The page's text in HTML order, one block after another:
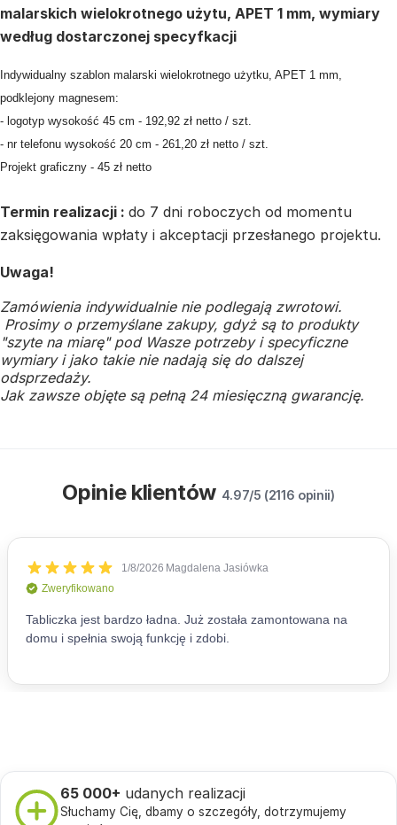
malarskich wielokrotnego użytu, APET 1 mm, wymiary
według dostarczonej specyfkacji
Indywidualny szablon malarski wielokrotnego użytku, APET 1 mm,
podklejony magnesem:
- logotyp wysokość 45 cm - 192,92 zł netto / szt.
- nr telefonu wysokość 20 cm - 261,20 zł netto / szt.
Projekt graficzny - 45 zł netto
Termin realizacji : do 7 dni roboczych od momentu
zaksięgowania wpłaty i akceptacji przesłanego projektu.
Uwaga!
Zamówienia indywidualnie nie podlegają zwrotowi.
Prosimy o przemyślane zakupy, gdyż są to produkty
"szyte na miarę" pod Wasze potrzeby i specyficzne
wymiary i jako takie nie nadają się do dalszej
odsprzedaży.
Jak zawsze objęte są pełną 24 miesięczną gwarancję.
Opinie klientów 4.97/5 (2116 opinii)
65 000+ udanych realizacji
Słuchamy Cię, dbamy o szczegóły, dotrzymujemy